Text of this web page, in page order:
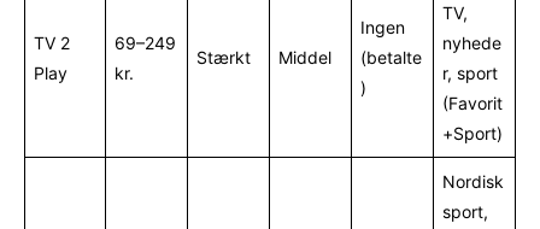
TV 2
Play
69–249
kr.
Stærkt Middel
Ingen
(betalte
)
TV,
nyhede
r, sport
(Favorit
+Sport)
Nordisk
sport,